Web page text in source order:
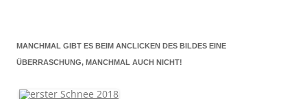
MANCHMAL GIBT ES BEIM ANCLICKEN DES BILDES EINE
ÜBERRASCHUNG, MANCHMAL AUCH NICHT!